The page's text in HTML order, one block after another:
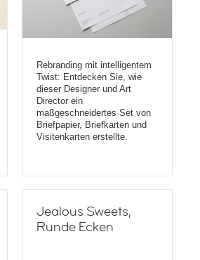
Rebranding mit intelligentem
Twist: Entdecken Sie, wie
dieser Designer und Art
Director ein
maßgeschneidertes Set von
Briefpapier, Briefkarten und
Visitenkarten erstellte.
Jealous Sweets,
Runde Ecken